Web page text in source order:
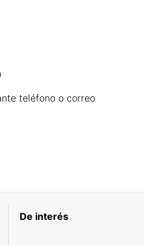
teléfono o correo
De interés